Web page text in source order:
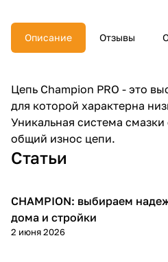
Описание Отзывы
Цепь Champion PRO - это
для которой характерна
Уникальная система
общий износ цепи.
Статьи
Пилы
CHAMPION: выбираем
дома и стройки
2 июня 2026